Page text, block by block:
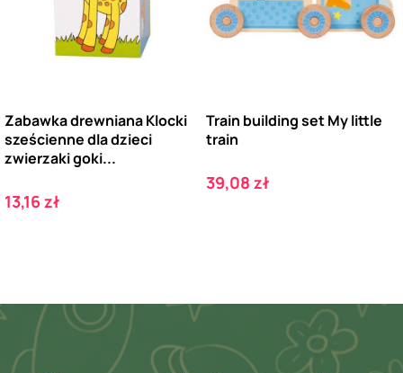
Zabawka drewniana Klocki
sześcienne dla dzieci
zwierzaki goki...
Cena
13,16 zł
Train building set My little
train
Cena
39,08 zł